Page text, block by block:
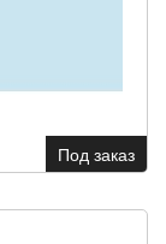
Под заказ